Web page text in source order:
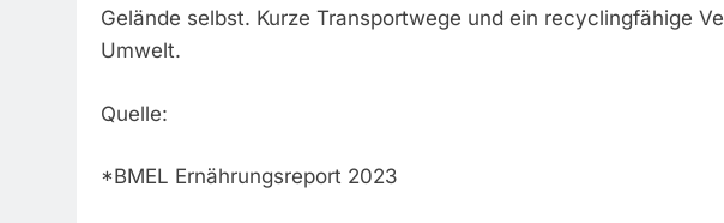
Gelände selbst. Kurze Transportwege und ein recyclingfähige
Umwelt.
Quelle:
*BMEL Ernährungsreport 2023